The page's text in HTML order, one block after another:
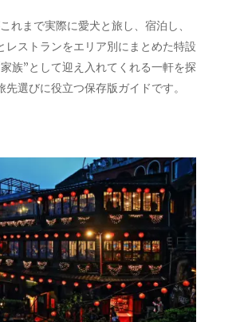
れまで実際に愛犬と旅し、宿泊し、
レストランをエリア別にまとめた特設
族”として迎え入れてくれる一軒を探
先選びに役立つ保存版ガイドです。